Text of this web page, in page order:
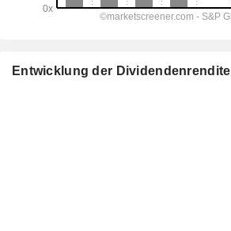
Entwicklung der Dividendenrendite